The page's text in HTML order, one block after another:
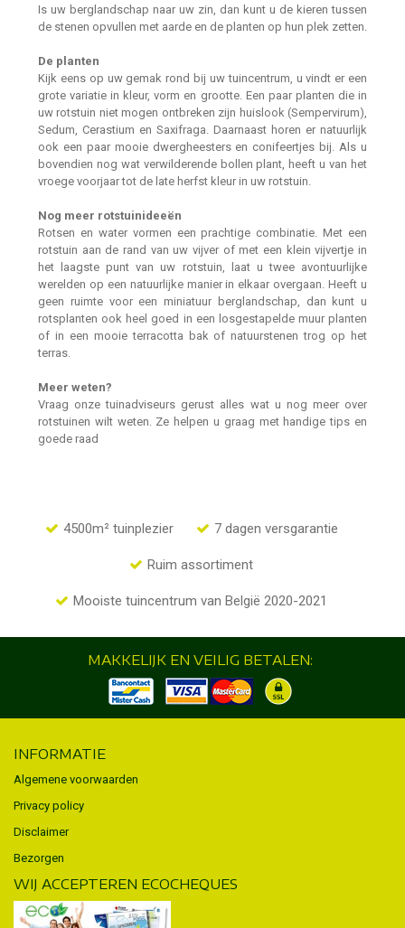
Is uw berglandschap naar uw zin, dan kunt u de kieren tussen
de stenen opvullen met aarde en de planten op hun plek zetten.
De planten
Kijk eens op uw gemak rond bij uw tuincentrum, u vindt er een
grote variatie in kleur, vorm en grootte. Een paar planten die in
uw rotstuin niet mogen ontbreken zijn huislook (Sempervirum),
Sedum, Cerastium en Saxifraga. Daarnaast horen er natuurlijk
ook een paar mooie dwergheesters en conifeertjes bij. Als u
bovendien nog wat verwilderende bollen plant, heeft u van het
vroege voorjaar tot de late herfst kleur in uw rotstuin.
Nog meer rotstuinideeën
Rotsen en water vormen een prachtige combinatie. Met een
rotstuin aan de rand van uw vijver of met een klein vijvertje in
het laagste punt van uw rotstuin, laat u twee avontuurlijke
werelden op een natuurlijke manier in elkaar overgaan. Heeft u
geen ruimte voor een miniatuur berglandschap, dan kunt u
rotsplanten ook heel goed in een losgestapelde muur planten
of in een mooie terracotta bak of natuurstenen trog op het
terras.
Meer weten?
Vraag onze tuinadviseurs gerust alles wat u nog meer over
rotstuinen wilt weten. Ze helpen u graag met handige tips en
goede raad
4500m² tuinplezier 7 dagen versgarantie
Ruim assortiment
Mooiste tuincentrum van België 2020-2021
MAKKELIJK EN VEILIG BETALEN:
INFORMATIE
Algemene voorwaarden
Privacy policy
Disclaimer
Bezorgen
WIJ ACCEPTEREN ECOCHEQUES